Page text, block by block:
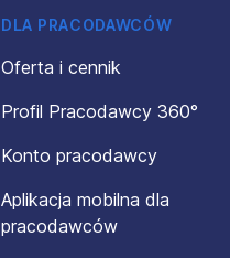
DLA PRACODAWCÓW
Oferta i cennik
Profil Pracodawcy 360°
Konto pracodawcy
Aplikacja mobilna dla
pracodawców